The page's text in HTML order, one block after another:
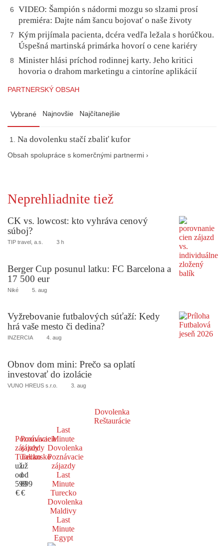
6
VIDEO: Šampión s nádormi mozgu so slzami prosí
premiéra: Dajte nám šancu bojovať o naše životy
7
Kým prijímala pacienta, dcéra vedľa ležala s horúčkou.
Úspešná martinská primárka hovorí o cene kariéry
8
Minister hlási príchod rodinnej karty. Jeho kritici
hovoria o drahom marketingu a cintoríne aplikácií
PARTNERSKÝ OBSAH
Vybrané Najnovšie Najčítanejšie
Na dovolenku stačí zbaliť kufor
Obsah spolupráce s komerčnými partnermi ›
Neprehliadnite tiež
CK vs. lowcost: kto vyhráva cenový
súboj?
TIP travel, a.s. 3 h
Berger Cup posunul latku: FC Barcelona a
17 500 eur
Niké 5. aug
Vyžrebovanie futbalových súťaží: Kedy
hrá vaše mesto či dedina?
INZERCIA 4. aug
Obnov dom mini: Prečo sa oplatí
investovať do izolácie
VUNO HREUS s.r.o. 3. aug
Dovolenka
Reštaurácie
Poznávacie
zájazdy
Turecko
už
od
599
€
Poznávacie
zájazdy
Taliansko
už
od
699
€
Last
Minute
Dovolenka
Poznávacie
zájazdy
Last
Minute
Turecko
Dovolenka
Maldivy
Last
Minute
Egypt